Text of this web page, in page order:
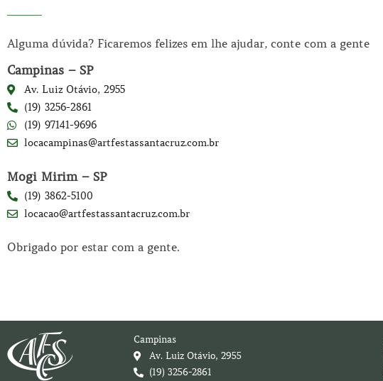
Alguma dúvida? Ficaremos felizes em lhe ajudar, conte com a gente
Campinas – SP
Av. Luiz Otávio, 2955
(19) 3256-2861
(19) 97141-9696
locacampinas@artfestassantacruz.com.br
Mogi Mirim – SP
(19) 3862-5100
locacao@artfestassantacruz.com.br
Obrigado por estar com a gente.
Campinas
Av. Luiz Otávio, 2955
(19) 3256-2861